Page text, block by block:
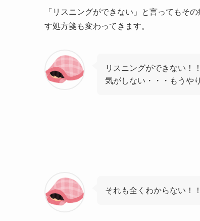
「リスニングができない」と言ってもそ
す処方箋も変わってきます。
リスニングができない！
気がしない・・・もうや
それも全くわからない！！